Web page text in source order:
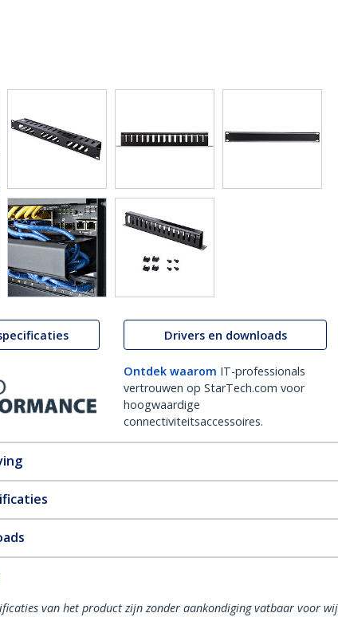
Drivers en downloads
Ontdek waarom IT-professionals
vertrouwen op StarTech.com voor
hoogwaardige
connectiviteitsaccessoires.
van het product zijn zonder aankondiging vatbaar voor